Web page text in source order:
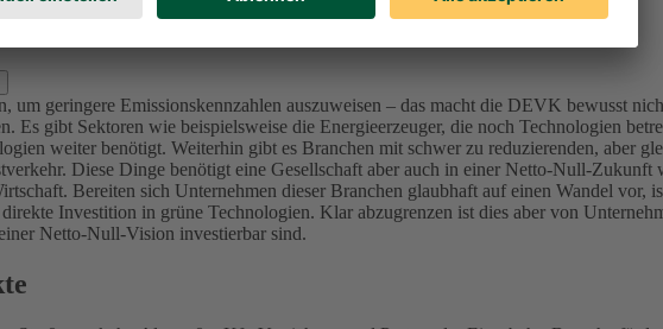
ausschließen?
um geringere Emissionskennzahlen auszuweisen – das macht die DEVK bewusst
Es gibt Sektoren wie beispielsweise die Energieerzeuger, die noch Technologien
weiter benötigt. Weiterhin gibt es Branchen mit schwer zu reduzierenden, aber
Diese Dinge benötigt eine Gesellschaft aber auch in einer Netto-Null-
Bereiten sich Unternehmen dieser Branchen glaubhaft auf einen Wandel vor,
Investition in grüne Technologien. Klar abzugrenzen ist dies aber von
Netto-Null-Vision investierbar sind.